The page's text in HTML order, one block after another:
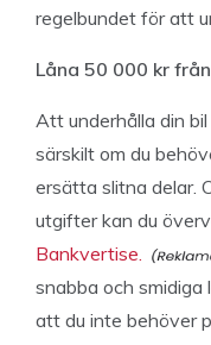
regelbundet för att
Låna 50 000 kr
Att underhålla din
särskilt om du
ersätta slitna delar.
utgifter kan du
Bankvertise.
snabba och
att du inte behöver